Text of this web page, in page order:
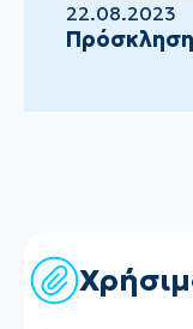
22.08.2023